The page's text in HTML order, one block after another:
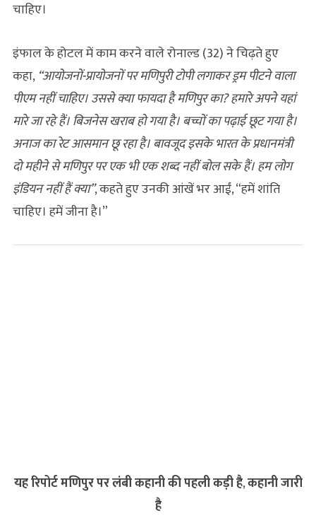
चाहिए।
इंफाल के होटल में काम करने वाले रोनाल्ड (32) ने चिढ़ते हुए
कहा, “आयोजनों-प्रायोजनों पर मणिपुरी टोपी लगाकर ड्रम पीटने वाला
पीएम नहीं चाहिए। उससे क्या फायदा है मणिपुर का? हमारे अपने यहां
मारे जा रहे हैं। बिजनेस खराब हो गया है। बच्चों का पढ़ाई छूट गया है।
अनाज का रेट आसमान छू रहा है। बावजूद इसके भारत के प्रधानमंत्री
दो महीने से मणिपुर पर एक भी एक शब्द नहीं बोल सके हैं। हम लोग
इंडियन नहीं हैं क्या”, कहते हुए उनकी आंखें भर आईं, “हमें शांति
चाहिए। हमें जीना है।”
यह रिपोर्ट मणिपुर पर लंबी कहानी की पहली कड़ी है,कहानी जारी
है